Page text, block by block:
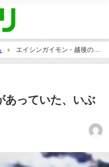
エイシンガイモン - 越後の水
あっていた、いぶ